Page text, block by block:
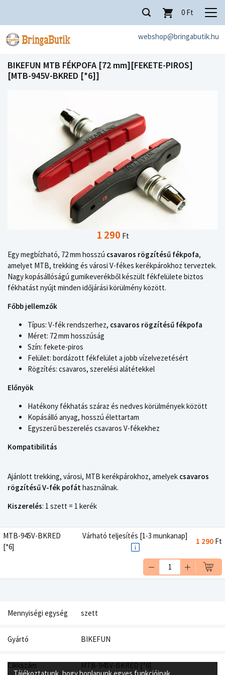
webshop@bringabutik.hu
0 Ft
BIKEFUN MTB FÉKPOFA [72 mm][FEKETE-PIROS]
[MTB-945V-BKRED [*6]]
1 290 Ft
Egy megbízható, 72 mm hosszú csavaros rögzítésű fékpofa,
amelyet MTB, trekking és városi V-fékes kerékpárokhoz terveztek.
Nagy kopásállóságú gumikeverékből készült fékfelülete biztos
fékhatást nyújt minden időjárási körülmény között.
Főbb jellemzők
Típus: V-fék rendszerhez, csavaros rögzítésű fékpofa
Méret: 72 mm hosszúság
Szín: fekete-piros
Felület: bordázott fékfelület a jobb vízelvezetésért
Rögzítés: csavaros, szerelési alátétekkel
Előnyök
Hatékony fékhatás száraz és nedves körülmények között
Kopásálló anyag, hosszú élettartam
Egyszerű beszerelés csavaros V-fékekhez
Kompatibilitás
Ajánlott trekking, városi, MTB kerékpárokhoz, amelyek csavaros
rögzítésű V-fék pofáthasználnak.
Kiszerelés: 1 szett = 1 kerék
MTB-945V-BKRED
[*6]
Várható teljesítés [1-3 munkanap]
1 290 Ft
Mennyiségi egység szett
Gyártó BIKEFUN
Cikkszám
MTB-945V-BKRED [*6]